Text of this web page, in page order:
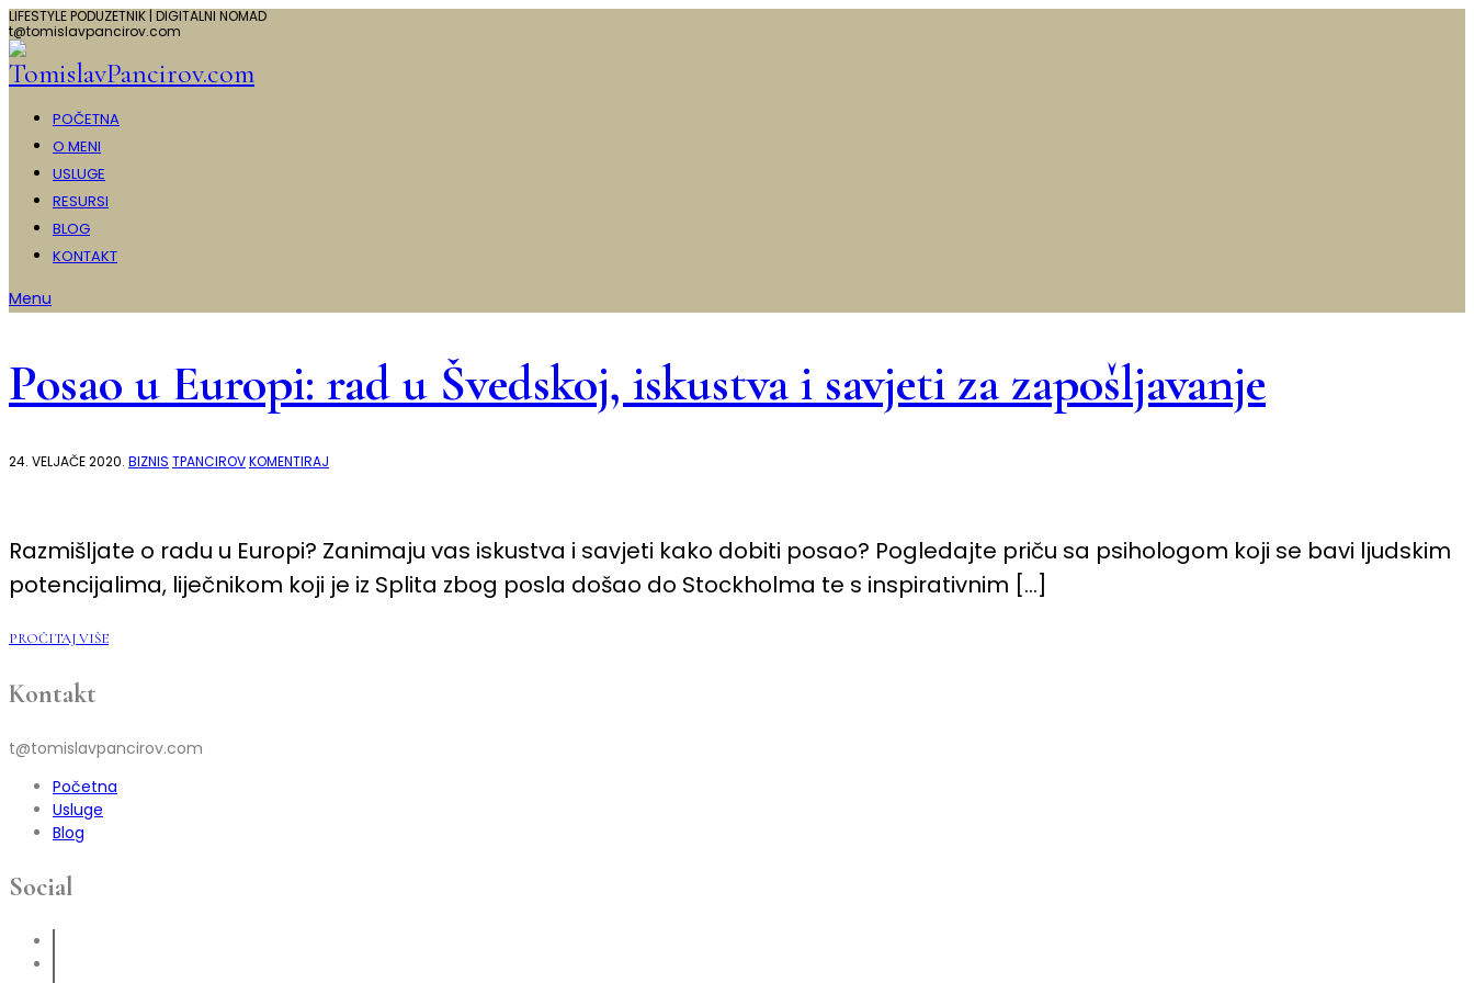
LIFESTYLE PODUZETNIK | DIGITALNI NOMAD
t@tomislavpancirov.com
POČETNA
O MENI
USLUGE
RESURSI
BLOG
KONTAKT
Menu
Posao u Europi: rad u Švedskoj, iskustva i savjeti za zapošljavanje
24. VELJAČE 2020. BIZNIS TPANCIROVKOMENTIRAJ
ŠVEDSKOJ,
SAVJETI
Razmišljate o radu u Europi? Zanimaju vas iskustva i savjeti kako dobiti posao? Pogledajte priču sa psihologom koji se bavi ljudskim
potencijalima, liječnikom koji je iz Splita zbog posla došao do Stockholma te s inspirativnim […]
PROČITAJ VIŠE
Kontakt
t@tomislavpancirov.com
Početna
Usluge
Blog
Social